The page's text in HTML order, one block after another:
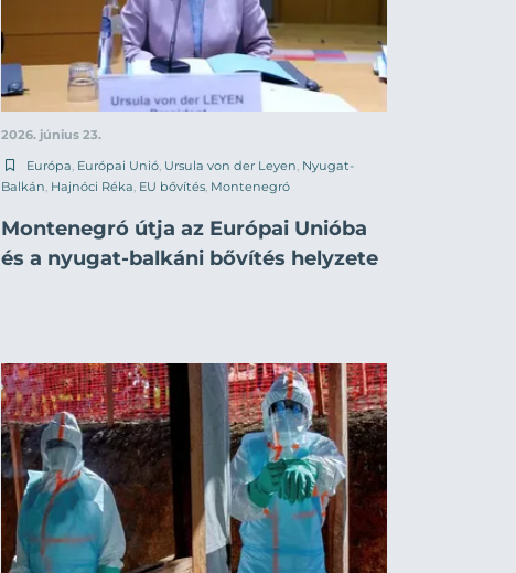
2026. június 23.
Európa, Európai Unió, Ursula von der Leyen, Nyugat-
Balkán, Hajnóci Réka, EU bővítés, Montenegró
Montenegró útja az Európai Unióba
és a nyugat-balkáni bővítés helyzete